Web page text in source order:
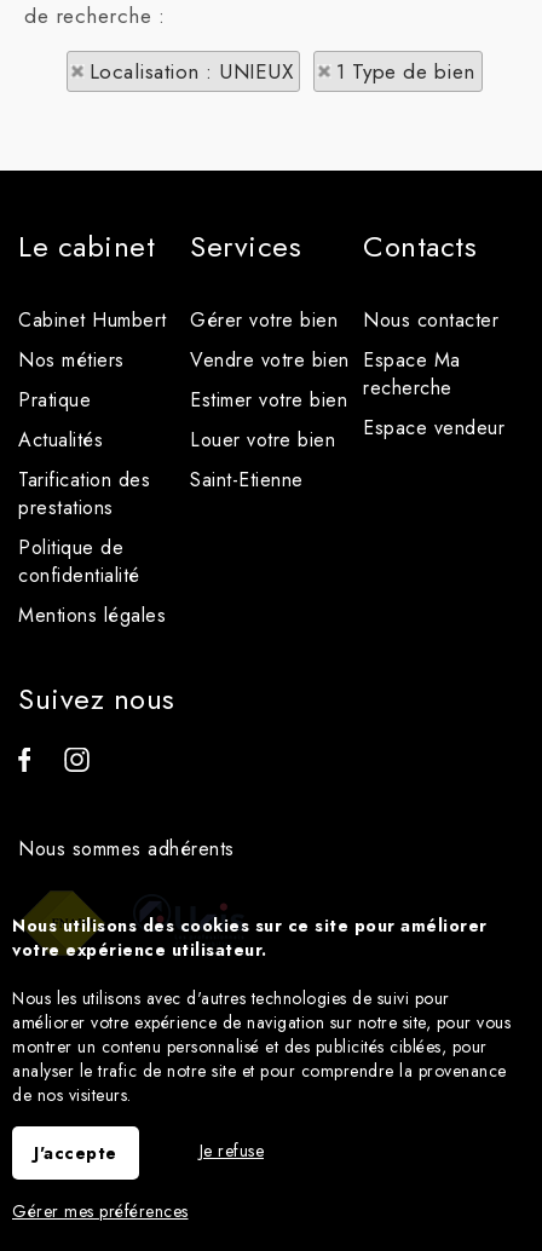
de recherche :
Localisation : UNIEUX
1 Type de bien
Le cabinet
Cabinet Humbert
Nos métiers
Pratique
Actualités
Tarification des
prestations
Politique de
confidentialité
Mentions légales
Services
Gérer votre bien
Vendre votre bien
Estimer votre bien
Louer votre bien
Saint-Etienne
Contacts
Nous contacter
Espace Ma
recherche
Espace vendeur
Suivez nous
Nous sommes adhérents
Nous utilisons des cookies sur ce site pour améliorer
votre expérience utilisateur.
Nous les utilisons avec d'autres technologies de suivi pour
améliorer votre expérience de navigation sur notre site, pour vous
montrer un contenu personnalisé et des publicités ciblées, pour
analyser le trafic de notre site et pour comprendre la provenance
de nos visiteurs.
J'accepte Je refuse
Gérer mes préférences